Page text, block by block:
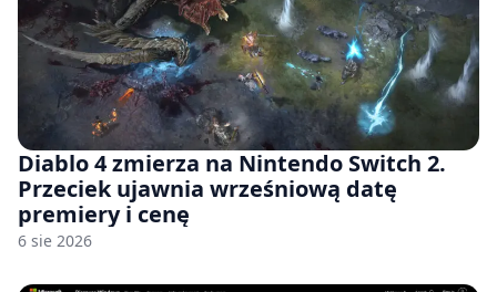
Diablo 4 zmierza na Nintendo Switch 2.
Przeciek ujawnia wrześniową datę
premiery i cenę
6 sie 2026